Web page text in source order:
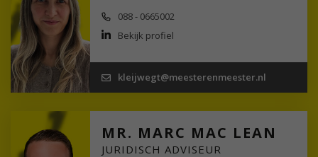
088 - 0665002
Bekijk profiel
kleijwegt@meesterenmeester.nl
MR. MARC MAC LEAN
JURIDISCH ADVISEUR